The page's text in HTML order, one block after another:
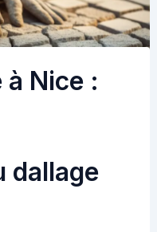
Nice :
dallage